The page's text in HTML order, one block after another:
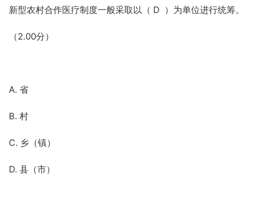
新型农村合作医疗制度一般采取以（ D ）为单位进行统筹。
（2.00分）
A. 省
B. 村
C. 乡（镇）
D. 县（市）